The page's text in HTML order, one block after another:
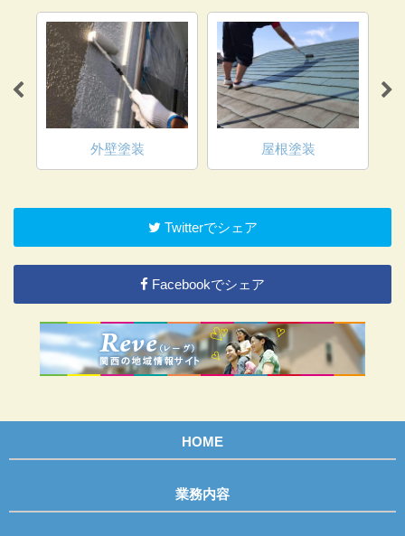
外壁塗装 屋根塗装
Twitterでシェア
Facebookでシェア
HOME
業務内容